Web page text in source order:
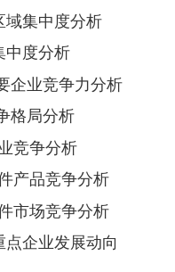
域集中度分析
中度分析
企业竞争力分析
格局分析
竞争分析
产品竞争分析
市场竞争分析
企业发展动向